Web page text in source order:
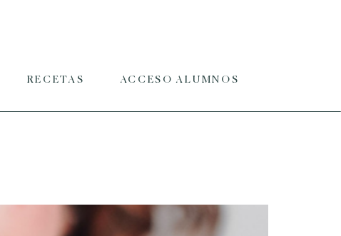
RECETAS ACCESO ALUMNOS